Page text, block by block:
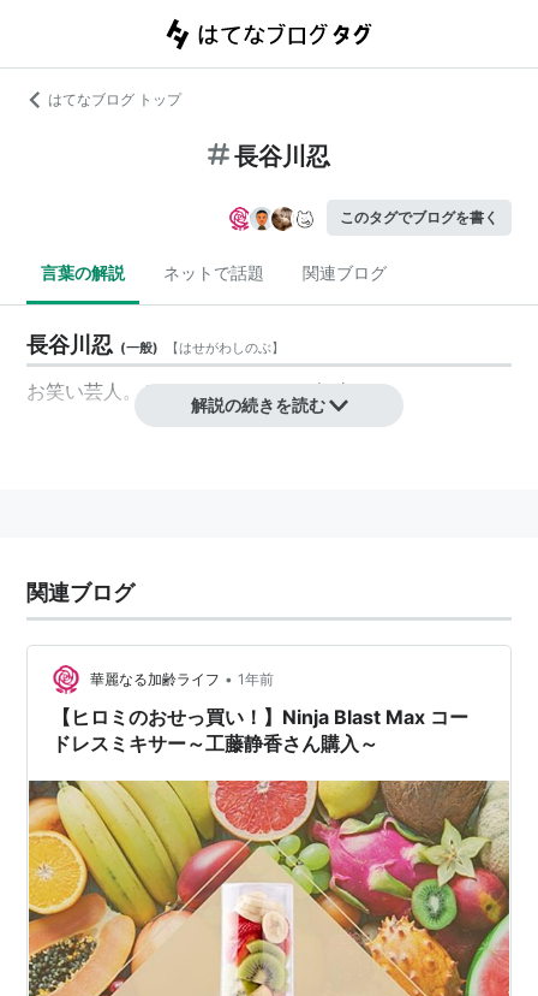
はてなブログ トップ
長谷川忍
このタグでブログを書く
言葉の解説 ネットで話題 関連ブログ
長谷川忍 (一般) 【はせがわしのぶ】
お笑い芸人。シソンヌのツッコミ担当。
解説の続きを読む
関連ブログ
華麗なる加齢ライフ • 1年前
【ヒロミのおせっ買い！】Ninja Blast Max コー
ドレスミキサー～工藤静香さん購入～